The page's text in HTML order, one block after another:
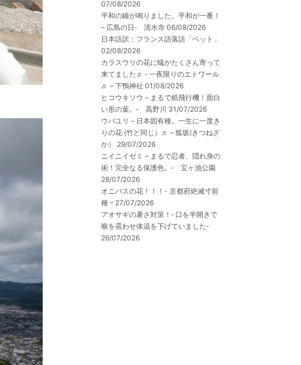
07/08/2026
平和の鐘が鳴りました。平和が一番！
– 広島の日‐ 清水寺 06/08/2026
日本語訳：フランス語落語「ペット」
02/08/2026
カラスウリの花に蟻がたくさん寄って
来てました♬ ‐ 一夜限りのエトワール
♬ – 下鴨神社 01/08/2026
ヒコウキソウ – まるで紙飛行機！面白
い形の葉。‐ 高野川 31/07/2026
ウバユリ – 日本固有種。一生に一度き
りの花 (竹と同じ）♬ – 狐坂(きつねざ
か）
29/07/2026
ニイニイゼミ – まるで忍者、隠れ身の
術！完全なる保護色。‐ 宝ヶ池公園
28/07/2026
オニバスの花！！！- 京都府絶滅寸前
種 – 27/07/2026
アオサギの暑さ対策！‐ 口を半開きで
喉を震わせ体温を下げていました‐
26/07/2026